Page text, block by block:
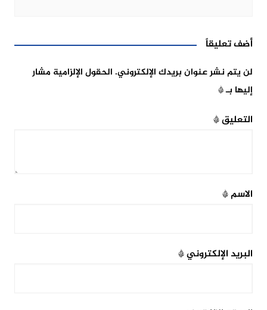
أضف تعليقاً
لن يتم نشر عنوان بريدك الإلكتروني. الحقول الإلزامية مشار
إليها بـ*
التعليق*
الاسم*
البريد الإلكتروني*